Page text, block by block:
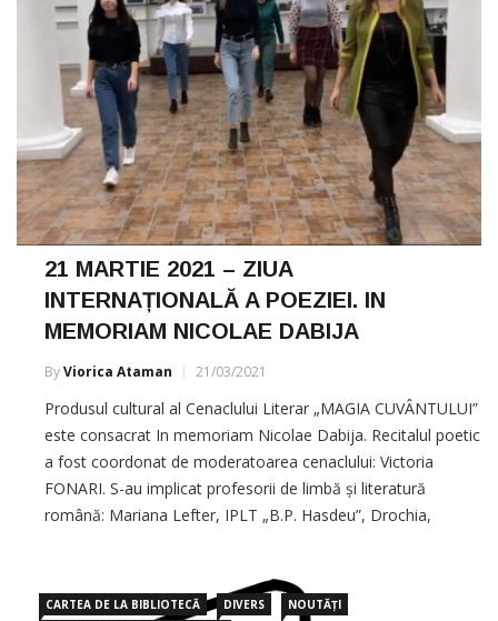
21 MARTIE 2021 – ZIUA
INTERNAȚIONALĂ A POEZIEI. IN
MEMORIAM NICOLAE DABIJA
ByViorica Ataman 21/03/2021
Produsul cultural al Cenaclului Literar „MAGIA CUVÂNTULUI”
este consacrat In memoriam Nicolae Dabija. Recitalul poetic
a fost coordonat de moderatoarea cenaclului: Victoria
FONARI. S-au implicat profesorii de limbă și literatură
română: Mariana Lefter, IPLT „B.P. Hasdeu”, Drochia,
CARTEA DE LA BIBLIOTECĂ DIVERS
NOUTĂȚI